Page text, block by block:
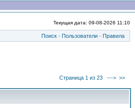
Текущая дата: 09-08-2026 11:10
Поиск · Пользователи · Правила
Страница 1 из 23 ---> >>